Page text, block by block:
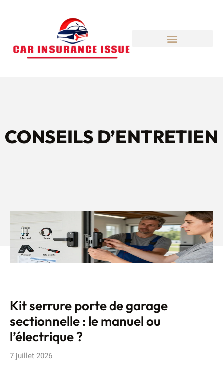
CONSEILS D’ENTRETIEN
Kit serrure porte de garage
sectionnelle : le manuel ou
l’électrique ?
7 juillet 2026